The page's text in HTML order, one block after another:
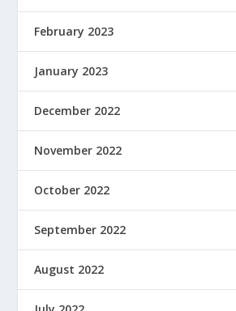
February 2023
January 2023
December 2022
November 2022
October 2022
September 2022
August 2022